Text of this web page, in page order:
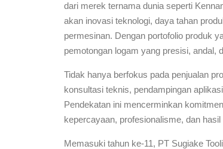
dari merek ternama dunia seperti
akan inovasi teknologi, daya tahan
permesinan. Dengan portofolio produk
pemotongan logam yang presisi, andal,
Tidak hanya berfokus pada penjualan
konsultasi teknis, pendampingan
Pendekatan ini mencerminkan
kepercayaan, profesionalisme, dan hasil
Memasuki tahun ke-11, PT Sugiake